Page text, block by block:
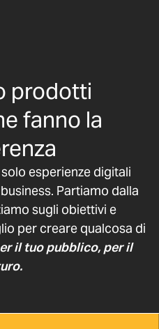
prodotti
fanno la
esperienze digitali
Partiamo dalla
sugli obiettivi e
per creare qualcosa di
il tuo pubblico, per il